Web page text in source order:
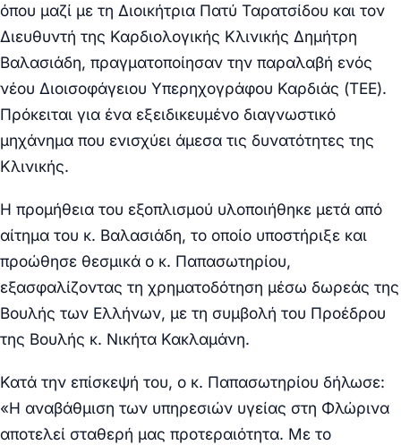
όπου μαζί με τη Διοικήτρια Πατύ Ταρατσίδου και τον
Διευθυντή της Καρδιολογικής Κλινικής Δημήτρη
Βαλασιάδη, πραγματοποίησαν την παραλαβή ενός
νέου Διοισοφάγειου Υπερηχογράφου Καρδιάς (TEE).
Πρόκειται για ένα εξειδικευμένο διαγνωστικό
μηχάνημα που ενισχύει άμεσα τις δυνατότητες της
Κλινικής.
Η προμήθεια του εξοπλισμού υλοποιήθηκε μετά από
αίτημα του κ. Βαλασιάδη, το οποίο υποστήριξε και
προώθησε θεσμικά ο κ. Παπασωτηρίου,
εξασφαλίζοντας τη χρηματοδότηση μέσω δωρεάς της
Βουλής των Ελλήνων, με τη συμβολή του Προέδρου
της Βουλής κ. Νικήτα Κακλαμάνη.
Κατά την επίσκεψή του, ο κ. Παπασωτηρίου δήλωσε:
«Η αναβάθμιση των υπηρεσιών υγείας στη Φλώρινα
αποτελεί σταθερή μας προτεραιότητα. Με το